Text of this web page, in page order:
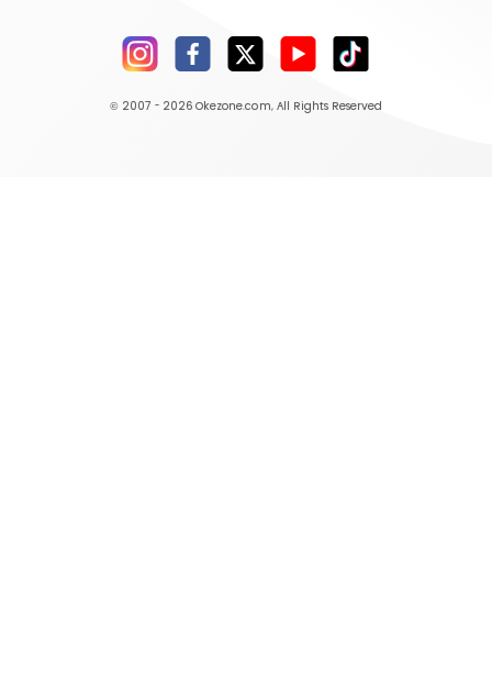
© 2007 - 2026 Okezone.com, All Rights Reserved